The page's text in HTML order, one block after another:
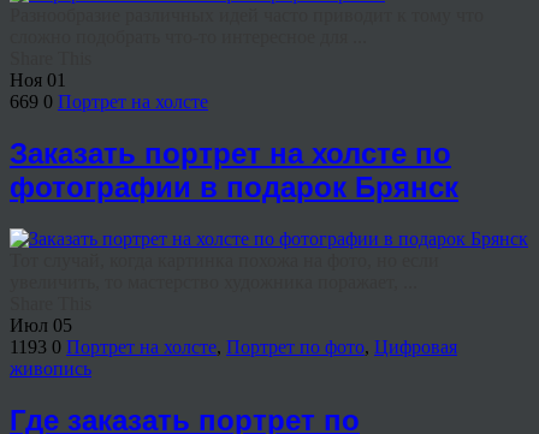
Ноя 01
669 0 Портрет на холсте
Заказать портрет на холсте по
фотографии в подарок Брянск
Июл 05
1193 0 Портрет на холсте, Портрет по фото, Цифровая
живопись
Где заказать портрет по